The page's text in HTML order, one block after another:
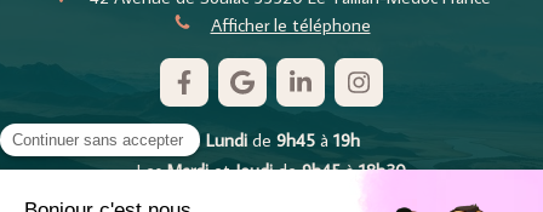
Afficher le téléphone
Le Lundi de 9h45 à 19h
LesMardietJeudide9h45à18h30
Le